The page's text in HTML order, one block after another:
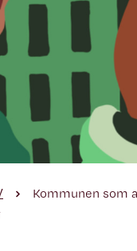
Kommunen som